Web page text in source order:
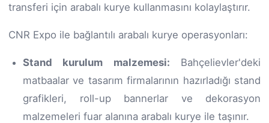
transferi için arabalı kurye kullanmasını kolaylaştırır.
CNR Expo ile bağlantılı arabalı kurye operasyonları:
Stand kurulum malzemesi: Bahçelievler'deki
matbaalar ve tasarım firmalarının hazırladığı stand
grafikleri, roll-up bannerlar ve dekorasyon
malzemeleri fuar alanına arabalı kurye ile taşınır.